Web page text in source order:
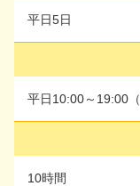
平日5日
平日10:00～
平日5日
平日10:00～19:00
10時間